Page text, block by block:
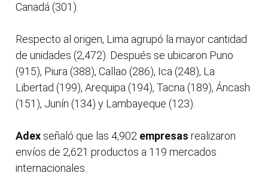
Canadá (301).
Respecto al origen, Lima agrupó la mayor cantidad
de unidades (2,472). Después se ubicaron Puno
(915), Piura (388), Callao (286), Ica (248), La
Libertad (199), Arequipa (194), Tacna (189), Áncash
(151), Junín (134) y Lambayeque (123).
Adex señaló que las 4,902 empresas realizaron
envíos de 2,621 productos a 119 mercados
internacionales.